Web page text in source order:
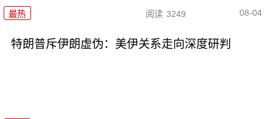
最热 阅读 3249 08-04
特朗普斥伊朗虚伪：美伊关系走向深度研判